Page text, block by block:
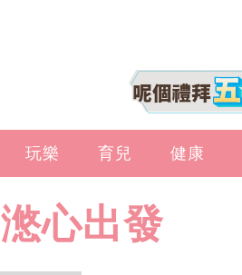
玩樂 育兒 健康
滺心出發